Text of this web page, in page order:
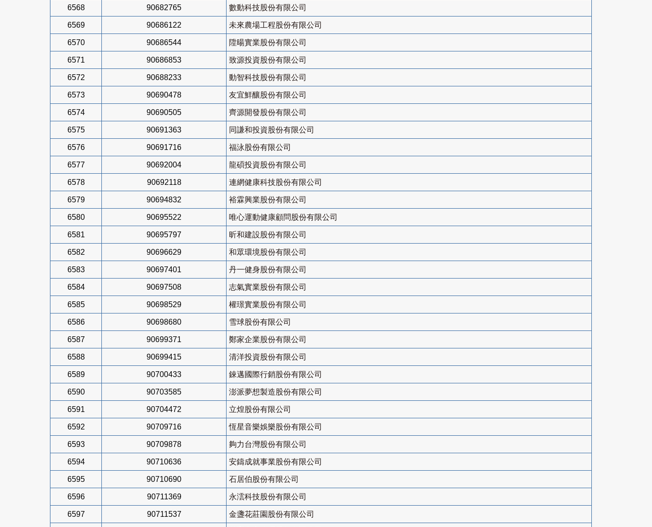
6568 90682765 數動科技股份有限公司
6569 90686122 未來農場工程股份有限公司
6570 90686544 陞暘實業股份有限公司
6571 90686853 致源投資股份有限公司
6572 90688233 動智科技股份有限公司
6573 90690478 友宜鮮釀股份有限公司
6574 90690505 齊源開發股份有限公司
6575 90691363 同謙和投資股份有限公司
6576 90691716 福泳股份有限公司
6577 90692004 龍碩投資股份有限公司
6578 90692118 連網健康科技股份有限公司
6579 90694832 裕霖興業股份有限公司
6580 90695522 唯心運動健康顧問股份有限公司
6581 90695797 昕和建設股份有限公司
6582 90696629 和眾環境股份有限公司
6583 90697401 丹一健身股份有限公司
6584 90697508 志氣實業股份有限公司
6585 90698529 權璟實業股份有限公司
6586 90698680 雪球股份有限公司
6587 90699371 鄭家企業股份有限公司
6588 90699415 清洋投資股份有限公司
6589 90700433 錸邁國際行銷股份有限公司
6590 90703585 澎派夢想製造股份有限公司
6591 90704472 立煌股份有限公司
6592 90709716 恆星音樂娛樂股份有限公司
6593 90709878 夠力台灣股份有限公司
6594 90710636 安鑄成就事業股份有限公司
6595 90710690 石居伯股份有限公司
6596 90711369 永澐科技股份有限公司
6597 90711537 金盞花莊園股份有限公司